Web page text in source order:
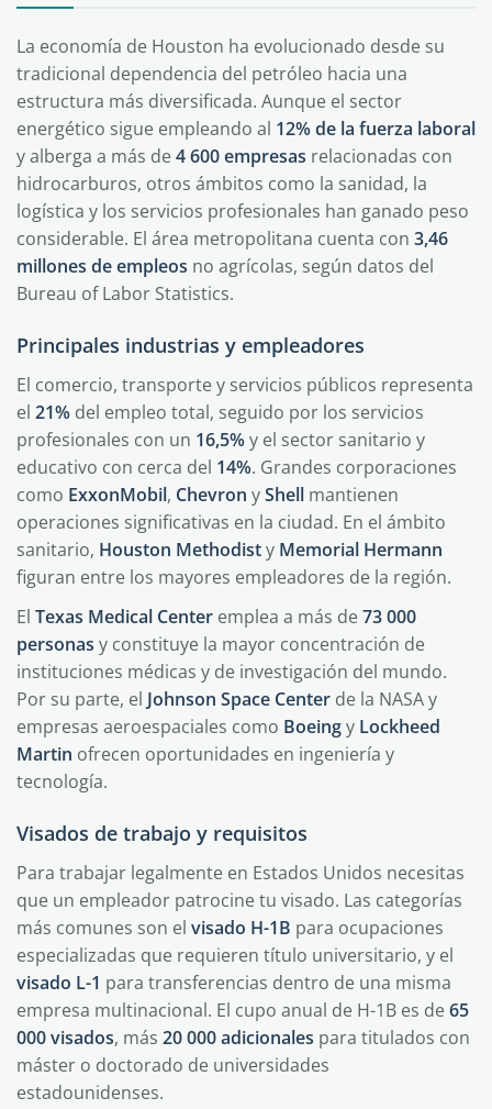
La economía de Houston ha evolucionado desde su
tradicional dependencia del petróleo hacia una
estructura más diversificada. Aunque el sector
energético sigue empleando al 12% de la fuerza laboral
y alberga a más de4 600 empresas relacionadas con
hidrocarburos, otros ámbitos como la sanidad, la
logística y los servicios profesionales han ganado peso
considerable. El área metropolitana cuenta con 3,46
millones de empleos no agrícolas, según datos del
Bureau of Labor Statistics.
Principales industrias y empleadores
El comercio, transporte y servicios públicos representa
el 21% del empleo total, seguido por los servicios
profesionales con un 16,5%y el sector sanitario y
educativo con cerca del 14%. Grandes corporaciones
como ExxonMobil, Chevron yShell mantienen
operaciones significativas en la ciudad. En el ámbito
sanitario, Houston Methodisty Memorial Hermann
figuran entre los mayores empleadores de la región.
El Texas Medical Center emplea a más de73 000
personas y constituye la mayor concentración de
instituciones médicas y de investigación del mundo.
Por su parte, el Johnson Space Center de la NASA y
empresas aeroespaciales como Boeingy Lockheed
Martin ofrecen oportunidades en ingeniería y
tecnología.
Visados de trabajo y requisitos
Para trabajar legalmente en Estados Unidos necesitas
que un empleador patrocine tu visado. Las categorías
más comunes son el visado H-1B para ocupaciones
especializadas que requieren título universitario, y el
visado L-1 para transferencias dentro de una misma
empresa multinacional. El cupo anual de H-1B es de65
000 visados, más 20 000 adicionales para titulados con
máster o doctorado de universidades
estadounidenses.